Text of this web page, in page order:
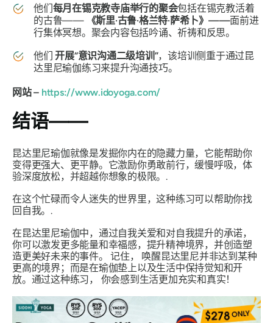
他们 每月在锡克教寺庙举行的聚会包括在锡克教活着
的古鲁——
《斯里·古鲁·格兰特·萨希卜》——面前进
行集体冥想。聚会内容包括吟诵、祈祷和反思。
他们开展“意识沟通二级培训”，该培训侧重于通过昆
达里尼瑜伽练习来提升沟通技巧。
网站 – https://www.idoyoga.com/
结语——
昆达里尼瑜伽就像是发掘你内在的隐藏力量，它能帮助你
变得更强大、更平静。它激励你勇敢前行，缓慢呼吸，体
验深度放松，并超越你想象的极限。.
在这个忙碌而令人迷失的世界里，这种练习可以帮助你找
回自我。.
在昆达里尼瑜伽中，通过自我关爱和对自我提升的承诺，
你可以激发更多能量和幸福感，提升精神境界，并创造塑
造更美好未来的事件。记住，
唤醒昆达里尼并非达到某种
更高的境界；而是在瑜伽垫上以及生活中保持觉知和开
放。通过这种练习，
你会感到生活更加充实和真实！